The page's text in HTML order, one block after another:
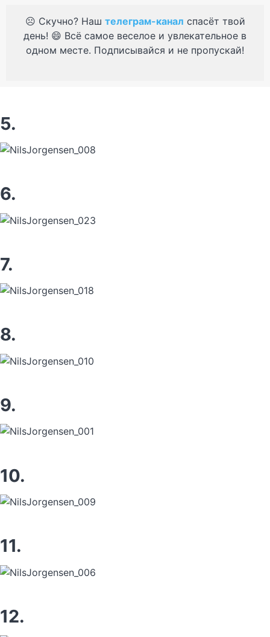
☹️ Скучно? Наш телеграм-канал спасёт твой
день! 😄 Всё самое веселое и увлекательное в
одном месте. Подписывайся и не пропускай!
5.
6.
7.
8.
9.
10.
11.
12.